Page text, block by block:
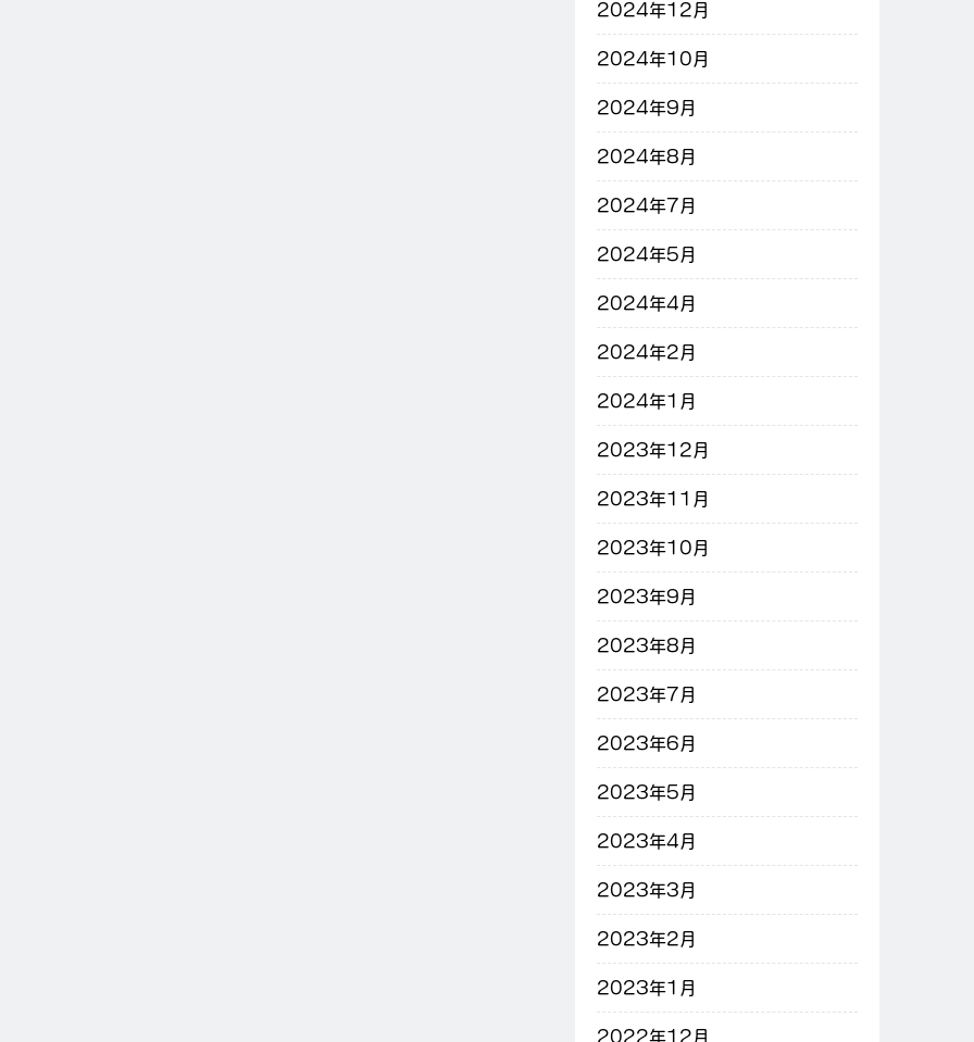
2024年12月
2024年10月
2024年9月
2024年8月
2024年7月
2024年5月
2024年4月
2024年2月
2024年1月
2023年12月
2023年11月
2023年10月
2023年9月
2023年8月
2023年7月
2023年6月
2023年5月
2023年4月
2023年3月
2023年2月
2023年1月
2022年12月